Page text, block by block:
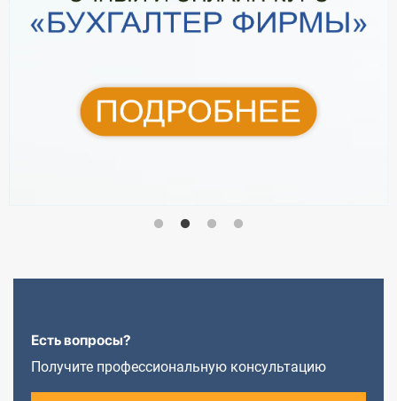
Есть вопросы?
Получите профессиональную консультацию